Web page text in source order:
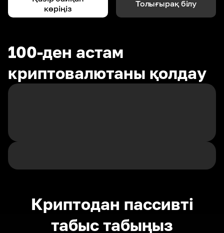
көріңіз
Толығырақ білу
100-ден астам
криптовалютаны қолдау
Криптодан пассивті
табыс табыңыз